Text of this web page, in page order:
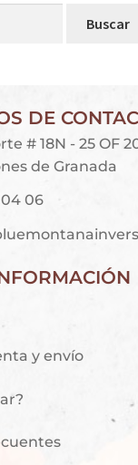
DE
# 18N - 25 OF
de Granada
04 06
y envío